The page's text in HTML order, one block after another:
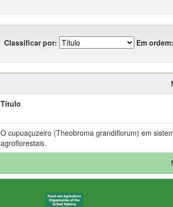
Classificar por: Em ordem:
Título
O cupuaçuzeiro (Theobroma grandiflorum) em
agroflorestais.